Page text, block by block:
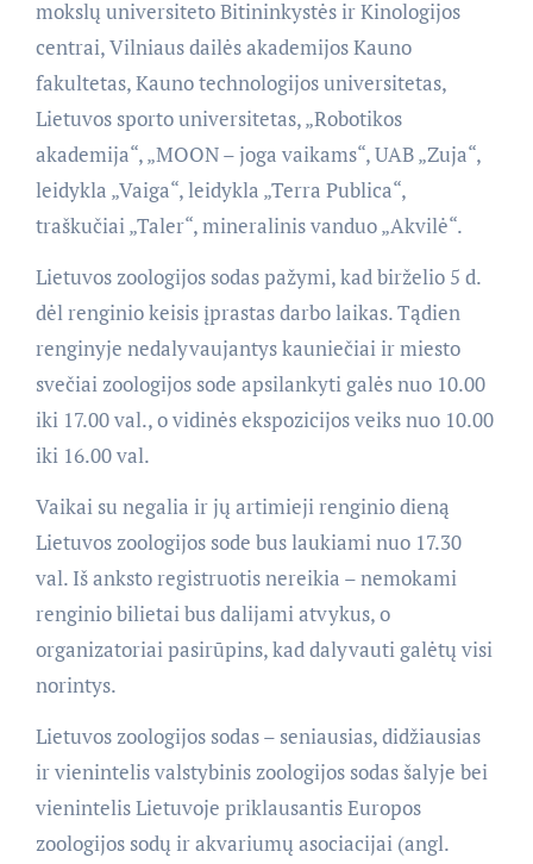
mokslų universiteto Bitininkystės ir Kinologijos
centrai, Vilniaus dailės akademijos Kauno
fakultetas, Kauno technologijos universitetas,
Lietuvos sporto universitetas, „Robotikos
akademija“, „MOON – joga vaikams“, UAB „Zuja“,
leidykla „Vaiga“, leidykla „Terra Publica“,
traškučiai „Taler“, mineralinis vanduo „Akvilė“.
Lietuvos zoologijos sodas pažymi, kad birželio 5 d.
dėl renginio keisis įprastas darbo laikas. Tądien
renginyje nedalyvaujantys kauniečiai ir miesto
svečiai zoologijos sode apsilankyti galės nuo 10.00
iki 17.00 val., o vidinės ekspozicijos veiks nuo 10.00
iki 16.00 val.
Vaikai su negalia ir jų artimieji renginio dieną
Lietuvos zoologijos sode bus laukiami nuo 17.30
val. Iš anksto registruotis nereikia – nemokami
renginio bilietai bus dalijami atvykus, o
organizatoriai pasirūpins, kad dalyvauti galėtų visi
norintys.
Lietuvos zoologijos sodas – seniausias, didžiausias
ir vienintelis valstybinis zoologijos sodas šalyje bei
vienintelis Lietuvoje priklausantis Europos
zoologijos sodų ir akvariumų asociacijai (angl.